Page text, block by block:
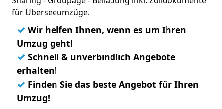
für Überseeumzüge.
✓ Wir helfen Ihnen, wenn es um Ihren
Umzug geht!
✓ Schnell & unverbindlich Angebote
erhalten!
✓ Finden Sie das beste Angebot für Ihren
Umzug!